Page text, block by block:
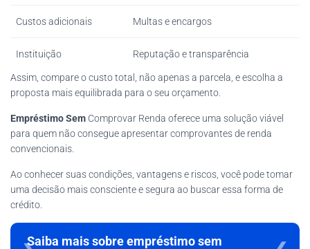
Custos adicionais Multas e encargos
Instituição Reputação e transparência
Assim, compare o custo total, não apenas a parcela, e escolha a
proposta mais equilibrada para o seu orçamento.
Empréstimo Sem Comprovar Renda oferece uma solução viável
para quem não consegue apresentar comprovantes de renda
convencionais.
Ao conhecer suas condições, vantagens e riscos, você pode tomar
uma decisão mais consciente e segura ao buscar essa forma de
crédito.
Saiba mais sobre empréstimo sem